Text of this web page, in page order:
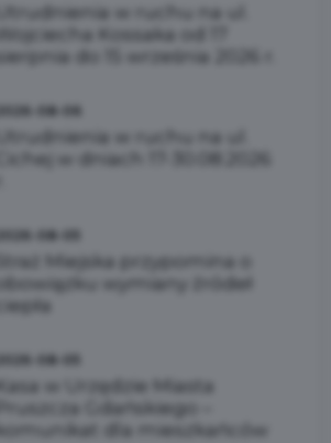
Utrudnienia w ruchu na ul.
Wojciecha Kossaka od 17
sierpnia do 15 września 2026 r.
Utrudnienia w ruchu na ul.
Cichej w dniach 17-30.08.2026
Straż Miejska przypomina o
obowiązku wymiany źródeł
ciepła
Kasa w Urzędzie Miasta
Pruszcza Gdańskiego –
komunikat dla mieszkańców